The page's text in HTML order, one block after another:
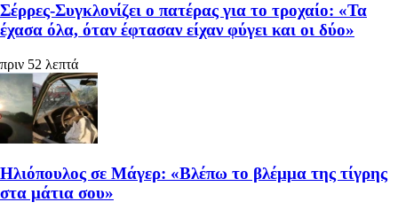
Σέρρες-Συγκλονίζει ο πατέρας για το τροχαίο: «Τα
έχασα όλα, όταν έφτασαν είχαν φύγει και οι δύο»
πριν 52 λεπτά
Ηλιόπουλος σε Μάγερ: «Βλέπω το βλέμμα της τίγρης
στα μάτια σου»